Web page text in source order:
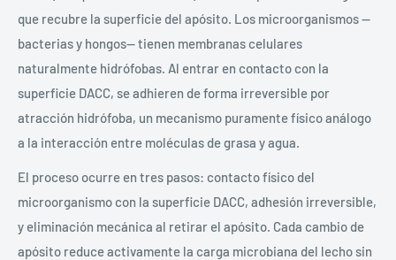
que recubre la superficie del apósito. Los microorganismos —
bacterias y hongos— tienen membranas celulares
naturalmente hidrófobas. Al entrar en contacto con la
superficie DACC, se adhieren de forma irreversible por
atracción hidrófoba, un mecanismo puramente físico análogo
a la interacción entre moléculas de grasa y agua.
El proceso ocurre en tres pasos: contacto físico del
microorganismo con la superficie DACC, adhesión irreversible,
y eliminación mecánica al retirar el apósito. Cada cambio de
apósito reduce activamente la carga microbiana del lecho sin